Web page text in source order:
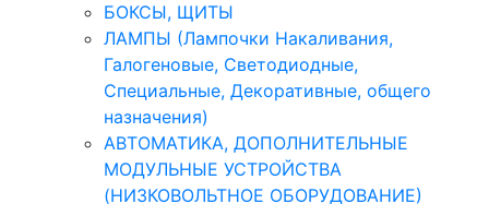
БОКСЫ, ЩИТЫ
ЛАМПЫ (Лампочки Накаливания,
Галогеновые, Светодиодные,
Специальные, Декоративные, общего
назначения)
АВТОМАТИКА, ДОПОЛНИТЕЛЬНЫЕ
МОДУЛЬНЫЕ УСТРОЙСТВА
(НИЗКОВОЛЬТНОЕ ОБОРУДОВАНИЕ)